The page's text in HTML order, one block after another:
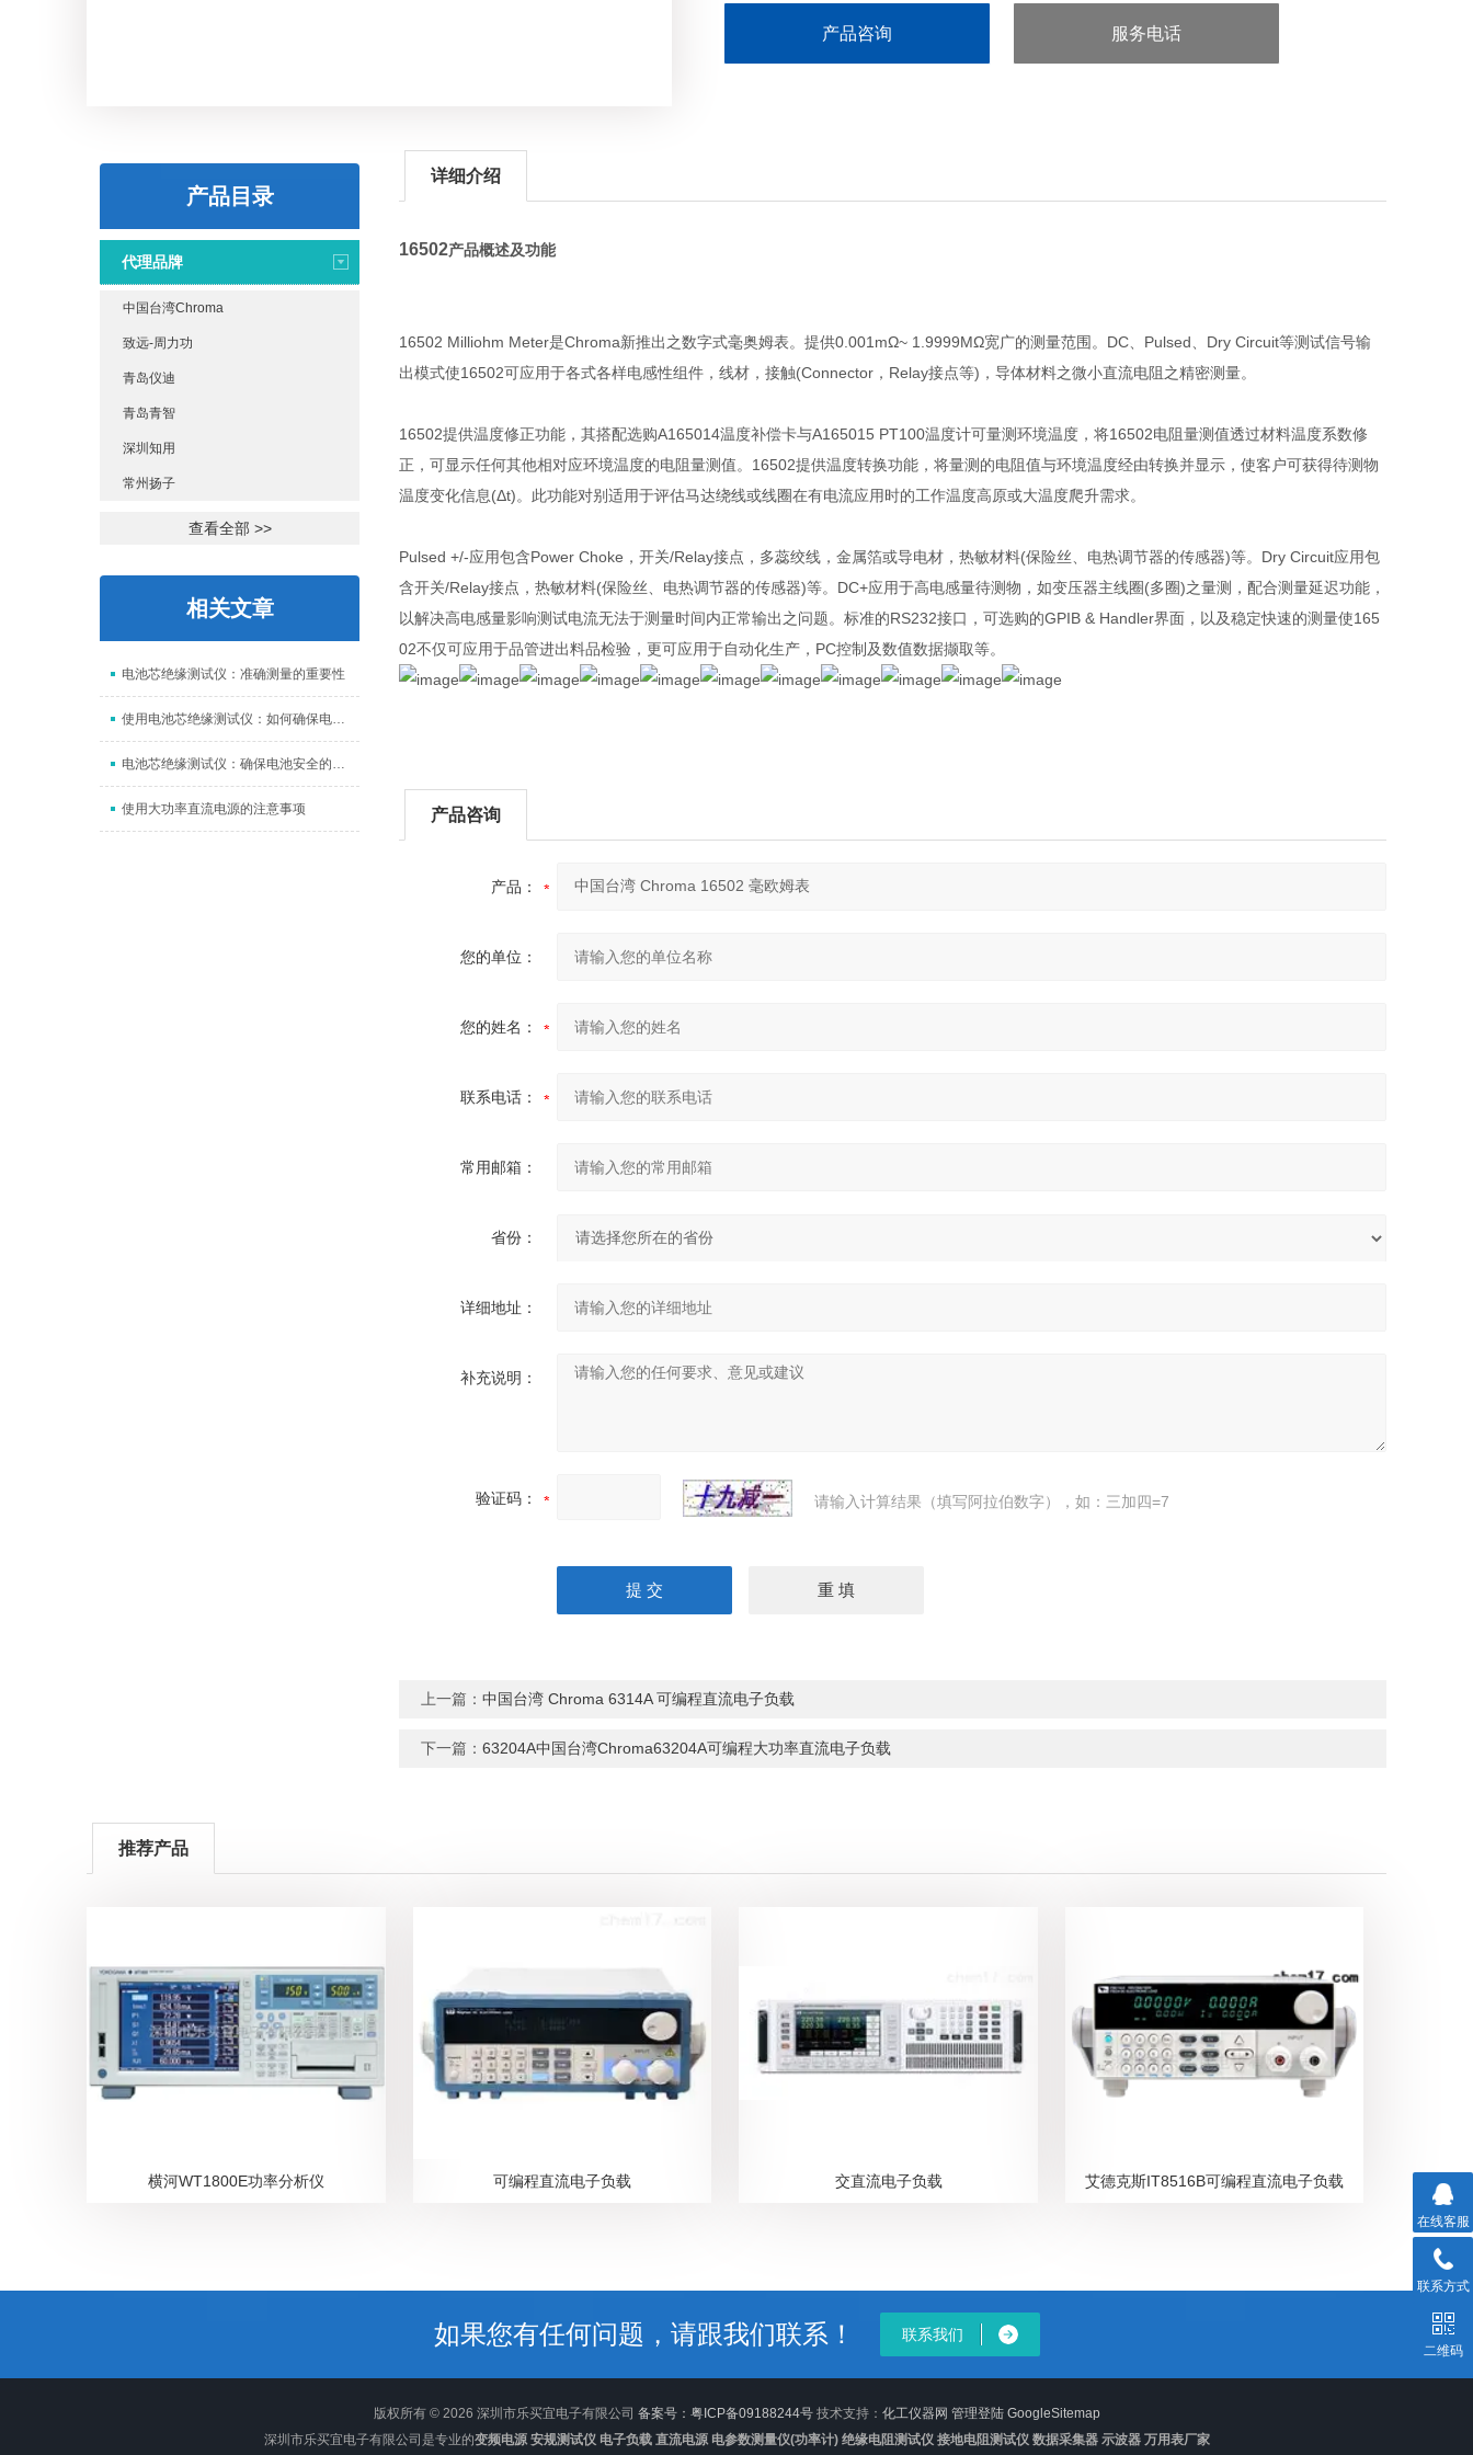
产品咨询 服务电话
产品目录
代理品牌
中国台湾Chroma
致远-周力功
青岛仪迪
青岛青智
深圳知用
常州扬子
查看全部 >>
相关文章
电池芯绝缘测试仪：准确测量的重要性
使用电池芯绝缘测试仪：如何确保电池的安全
电池芯绝缘测试仪：确保电池安全的关键设备
使用大功率直流电源的注意事项
详细介绍
16502产品概述及功能
16502 Milliohm Meter是Chroma新推出之数字式毫奥姆表。提供0.001mΩ~ 1.9999MΩ宽广的测量范围。DC、Pulsed、Dry Circuit等测试信号输
出模式使16502可应用于各式各样电感性组件，线材，接触(Connector，Relay接点等)，导体材料之微小直流电阻之精密测量。
16502提供温度修正功能，其搭配选购A165014温度补偿卡与A165015 PT100温度计可量测环境温度，将16502电阻量测值透过材料温度系数修
正，可显示任何其他相对应环境温度的电阻量测值。16502提供温度转换功能，将量测的电阻值与环境温度经由转换并显示，使客户可获得待测物
温度变化信息(Δt)。此功能对别适用于评估马达绕线或线圈在有电流应用时的工作温度高原或大温度爬升需求。
Pulsed +/-应用包含Power Choke，开关/Relay接点，多蕊绞线，金属箔或导电材，热敏材料(保险丝、电热调节器的传感器)等。Dry Circuit应用包
含开关/Relay接点，热敏材料(保险丝、电热调节器的传感器)等。DC+应用于高电感量待测物，如变压器主线圈(多圈)之量测，配合测量延迟功能，
以解决高电感量影响测试电流无法于测量时间内正常输出之问题。标准的RS232接口，可选购的GPIB & Handler界面，以及稳定快速的测量使165
02不仅可应用于品管进出料品检验，更可应用于自动化生产，PC控制及数值数据撷取等。
产品咨询
产品：
您的单位：
您的姓名：
联系电话：
常用邮箱：
省份：
详细地址：
补充说明：
验证码： 请输入计算结果（填写阿拉伯数字），如：三加四=7
上一篇： 中国台湾 Chroma 6314A 可编程直流电子负载
下一篇： 63204A中国台湾Chroma63204A可编程大功率直流电子负载
推荐产品
横河WT1800E功率分析仪 可编程直流电子负载 交直流电子负载 艾德克斯IT8516B可编程直流电子负载
如果您有任何问题，请跟我们联系！ 联系我们
版权所有 © 2026 深圳市乐买宜电子有限公司 备案号：粤ICP备09188244号技术支持： 化工仪器网 管理登陆 GoogleSitemap
深圳市乐买宜电子有限公司是专业的变频电源 安规测试仪 电子负载 直流电源 电参数测量仪(功率计) 绝缘电阻测试仪 接地电阻测试仪 数据采集器 示波器 万用表厂家
在线客服
联系方式
二维码